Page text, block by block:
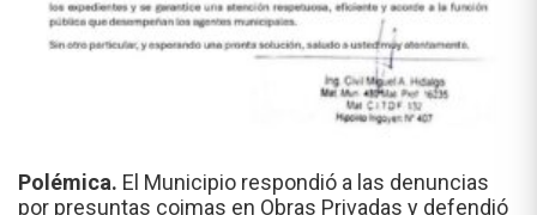
Polémica. El Municipio respondió a las denuncias
por presuntas coimas en Obras Privadas y defendió